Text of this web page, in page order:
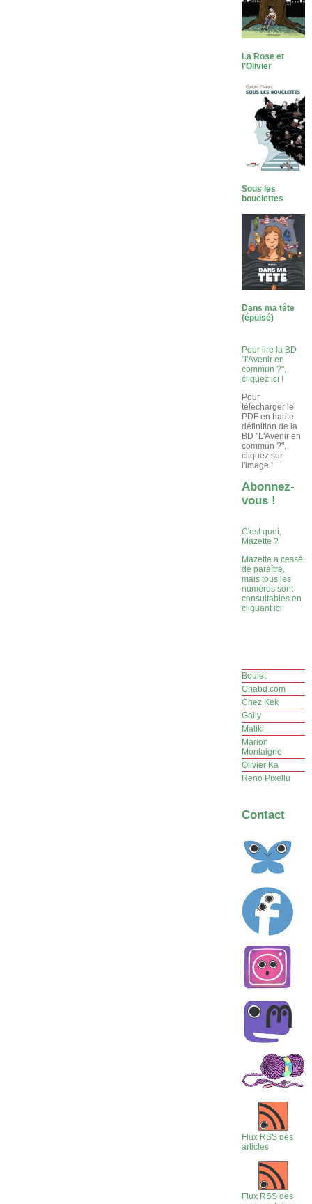
La Rose et
l’Olivier
Sous les
bouclettes
Dans ma tête
(épuisé)
Pour lire la BD
"l'Avenir en
commun ?",
cliquez ici !
Pour
télécharger le
PDF en haute
définition de la
BD "L'Avenir en
commun ?",
cliquez sur
l'image !
Abonnez-
vous !
C'est quoi,
Mazette ?
Mazette a cessé
de paraître,
mais tous les
numéros sont
consultables en
cliquant ici
Boulet
Chabd.com
Chez Kek
Gally
Maliki
Marion
Montaigne
Olivier Ka
Reno Pixellu
Contact
Flux RSS des
articles
Flux RSS des